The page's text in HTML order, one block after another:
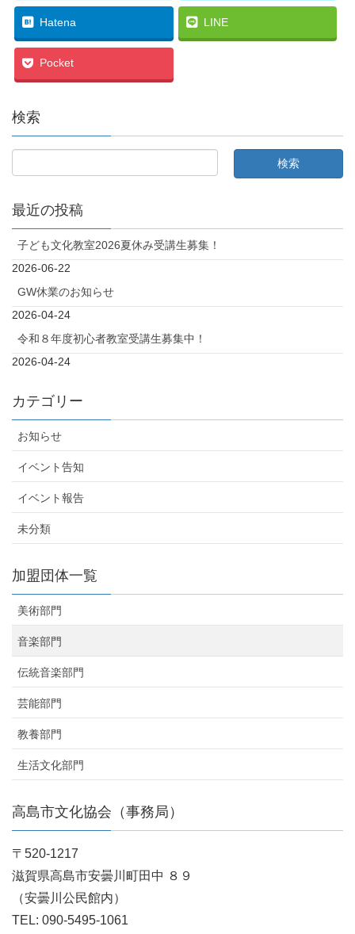
Hatena LINE
Pocket
検索
最近の投稿
子ども文化教室2026夏休み受講生募集！
2026-06-22
GW休業のお知らせ
2026-04-24
令和８年度初心者教室受講生募集中！
2026-04-24
カテゴリー
お知らせ
イベント告知
イベント報告
未分類
加盟団体一覧
美術部門
音楽部門
伝統音楽部門
芸能部門
教養部門
生活文化部門
高島市文化協会（事務局）
〒520-1217
滋賀県高島市安曇川町田中 ８９
（安曇川公民館内）
TEL: 090-5495-1061